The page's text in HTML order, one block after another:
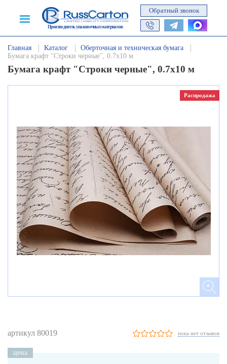
Производитель упаковочных материалов
Обратный звонок
Главная Каталог
Оберточная и техническая бумага
Бумага крафт "Строки черные", 0.7х10 м
Бумага крафт "Строки черные", 0.7х10 м
Распродажа
артикул 80019 пока нет отзывов
цена